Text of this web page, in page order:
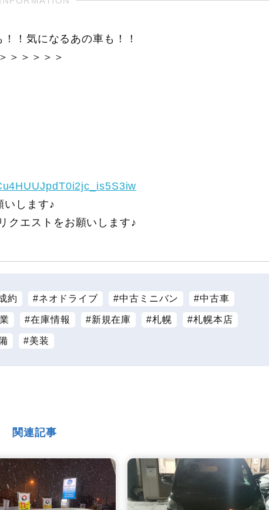
！気になるあの車も！！
＞＞＞＞＞
いします♪
クエストをお願いします♪
約 ネオドライブ 中古ミニバン 中古車
在庫情報 新規在庫 札幌 札幌本店
美装
関連記事